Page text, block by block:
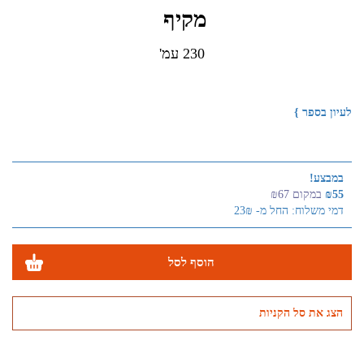
מקיף
230 עמ'
לעיון בספר }
במבצע!
₪55 במקום ₪67
דמי משלוח: החל מ- 23₪
הוסף לסל
הצג את סל הקניות